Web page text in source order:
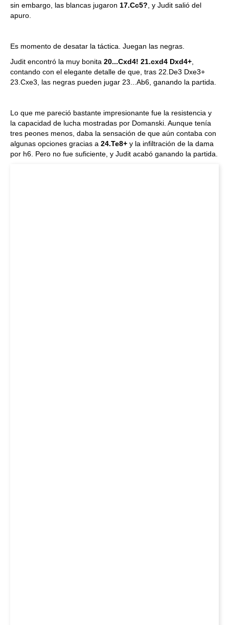
sin embargo, las blancas jugaron 17.Cc5?, y Judit salió del
apuro.
Es momento de desatar la táctica. Juegan las negras.
Judit encontró la muy bonita 20...Cxd4! 21.cxd4 Dxd4+,
contando con el elegante detalle de que, tras 22.De3 Dxe3+
23.Cxe3, las negras pueden jugar 23...Ab6, ganando la partida.
Lo que me pareció bastante impresionante fue la resistencia y
la capacidad de lucha mostradas por Domanski. Aunque tenía
tres peones menos, daba la sensación de que aún contaba con
algunas opciones gracias a 24.Te8+ y la infiltración de la dama
por h6. Pero no fue suficiente, y Judit acabó ganando la partida.